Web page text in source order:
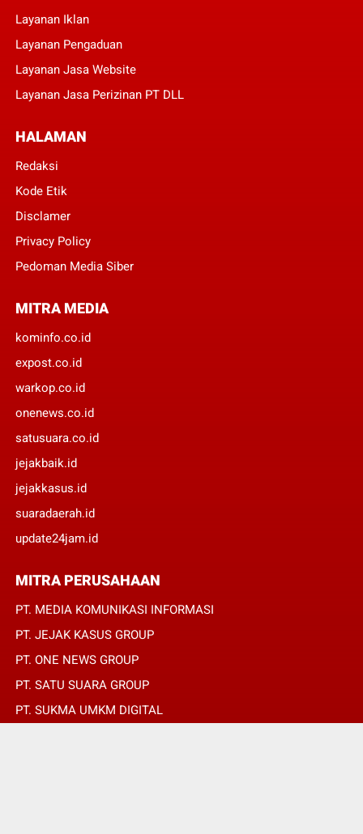
Layanan Iklan
Layanan Pengaduan
Layanan Jasa Website
Layanan Jasa Perizinan PT DLL
HALAMAN
Redaksi
Kode Etik
Disclamer
Privacy Policy
Pedoman Media Siber
MITRA MEDIA
kominfo.co.id
expost.co.id
warkop.co.id
onenews.co.id
satusuara.co.id
jejakbaik.id
jejakkasus.id
suaradaerah.id
update24jam.id
MITRA PERUSAHAAN
PT. MEDIA KOMUNIKASI INFORMASI
PT. JEJAK KASUS GROUP
PT. ONE NEWS GROUP
PT. SATU SUARA GROUP
PT. SUKMA UMKM DIGITAL